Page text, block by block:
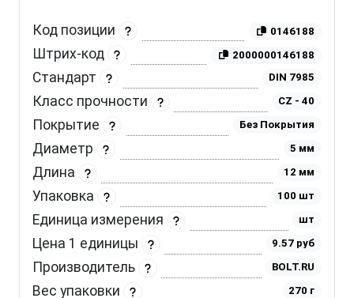
Код позиции 0146188
Штрих-код 2000000146188
Стандарт DIN 7985
Класс прочности CZ - 40
Покрытие Без Покрытия
Диаметр 5 мм
Длина 12 мм
Упаковка 100 шт
Единица измерения шт
Цена 1 единицы 9.57 руб
Производитель BOLT.RU
Вес упаковки 270 г